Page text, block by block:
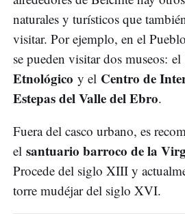
naturales y turísticos que
visitar. Por ejemplo, en el
se pueden visitar dos museos: el
Etnológico y el Centro de
Estepas del Valle del Ebro.
Fuera del casco urbano, es
el santuario barroco de la
Procede del siglo XIII y
torre mudéjar del siglo XVI.